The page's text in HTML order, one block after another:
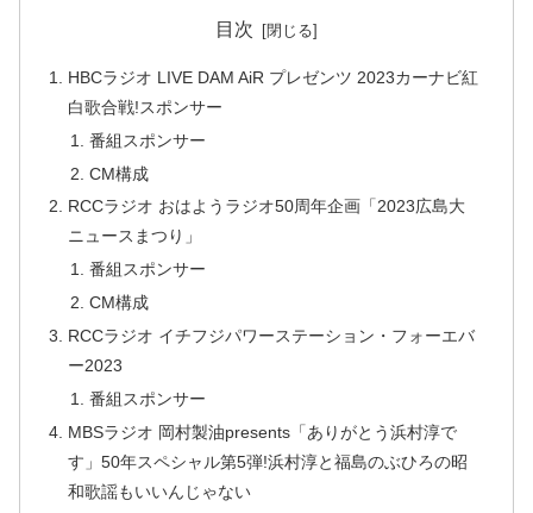
目次
HBCラジオ LIVE DAM AiR プレゼンツ 2023カーナビ紅
白歌合戦!スポンサー
番組スポンサー
CM構成
RCCラジオ おはようラジオ50周年企画「2023広島大
ニュースまつり」
番組スポンサー
CM構成
RCCラジオ イチフジパワーステーション・フォーエバ
ー2023
番組スポンサー
MBSラジオ 岡村製油presents「ありがとう浜村淳で
す」50年スペシャル第5弾!浜村淳と福島のぶひろの昭
和歌謡もいいんじゃない